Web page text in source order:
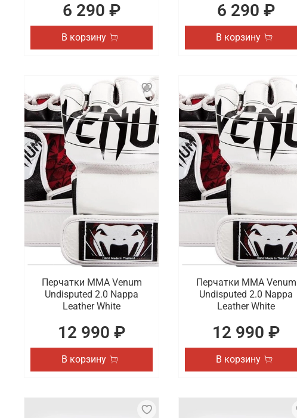
6 290 ₽
В корзину
6 290 ₽
В корзину
Перчатки ММА Venum
Undisputed 2.0 Nappa
Leather White
12 990 ₽
В корзину
Перчатки ММА Venum
Undisputed 2.0 Nappa
Leather White
12 990 ₽
В корзину